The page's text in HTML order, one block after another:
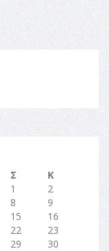
Σ
Κ
1
2
8
9
15
16
22
23
29
30